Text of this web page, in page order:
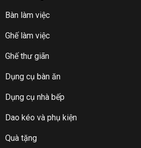
Bàn làm việc
Ghế làm việc
Ghế thư giãn
Dụng cụ bàn ăn
Dụng cụ nhà bếp
Dao kéo và phụ kiện
Quà tặng